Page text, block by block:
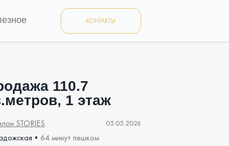
КОНТАКТЫ
110.7
1 этаж
05.05.2026
STORIES
• 64 минут пешком